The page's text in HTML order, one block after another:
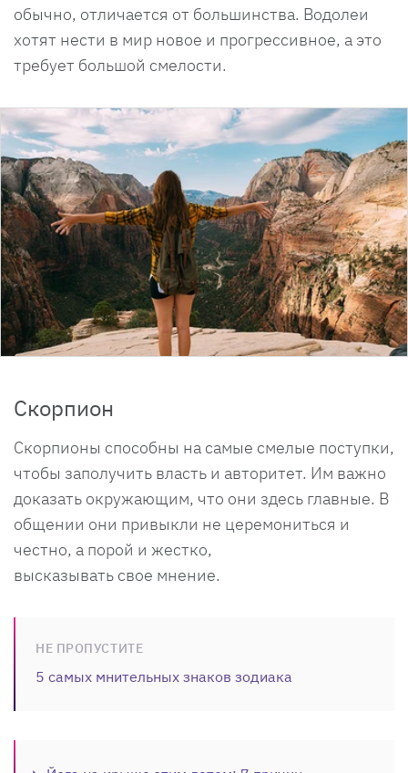
обычно, отличается от большинства. Водолеи
хотят нести в мир новое и прогрессивное, а это
требует большой смелости.
Скорпион
Скорпионы способны на самые смелые поступки,
чтобы заполучить власть и авторитет. Им важно
доказать окружающим, что они здесь главные. В
общении они привыкли не церемониться и
честно, а порой и жестко,
высказывать свое мнение.
НЕ ПРОПУСТИТЕ
5 самых мнительных знаков зодиака